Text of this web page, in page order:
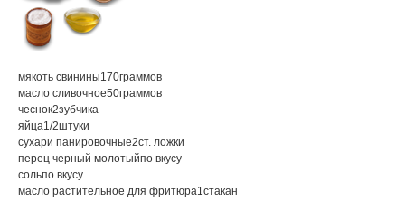
мякоть свинины170граммов
масло сливочное50граммов
чеснок2зубчика
яйца1/2штуки
сухари панировочные2ст. ложки
перец черный молотыйпо вкусу
сольпо вкусу
масло растительное для фритюра1стакан